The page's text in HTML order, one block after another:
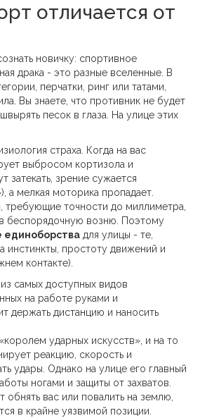
отличается от
новичку: спортивное
драка - это разные вселенные. В
перчатки, ринг или татами,
Вы знаете, что противник не будет
песок в глаза. На улице этих
страха. Когда на вас
выбросом кортизола и
затекать, зрение сужается
а мелкая моторика пропадает.
точности до миллиметра,
беспорядочную возню. Поэтому
для улицы - те,
инстинкты, простоту движений и
контакте).
самых доступных видов
на работе руками и
держать дистанцию и наносить
ударных искусств», и на то
реакцию, скорость и
удары. Однако на улице его главный
ногами и защиты от захватов.
обнять вас или повалить на землю,
в крайне уязвимой позиции.